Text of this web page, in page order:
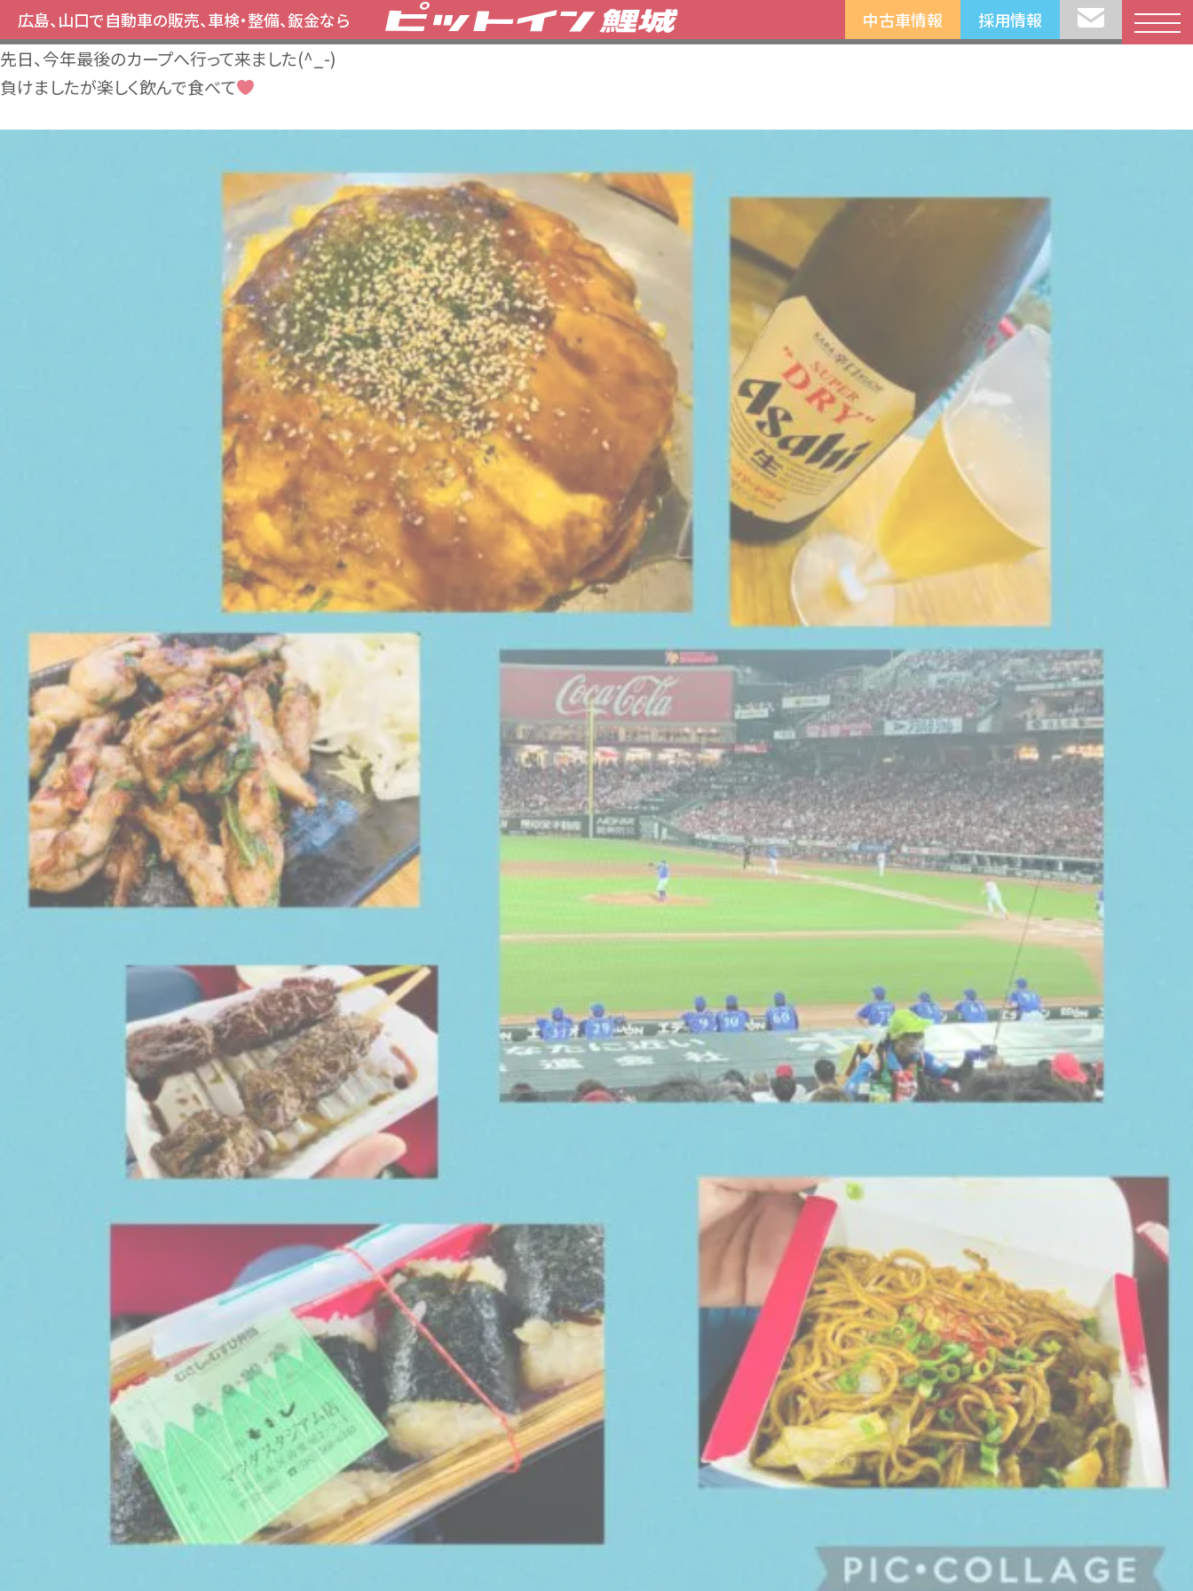
広島、山口で自動車の販売、車検・整備、鈑金なら 中古車情報 採用情報
先日、今年最後のカープへ行って来ました(^_-)
負けましたが楽しく飲んで食べて